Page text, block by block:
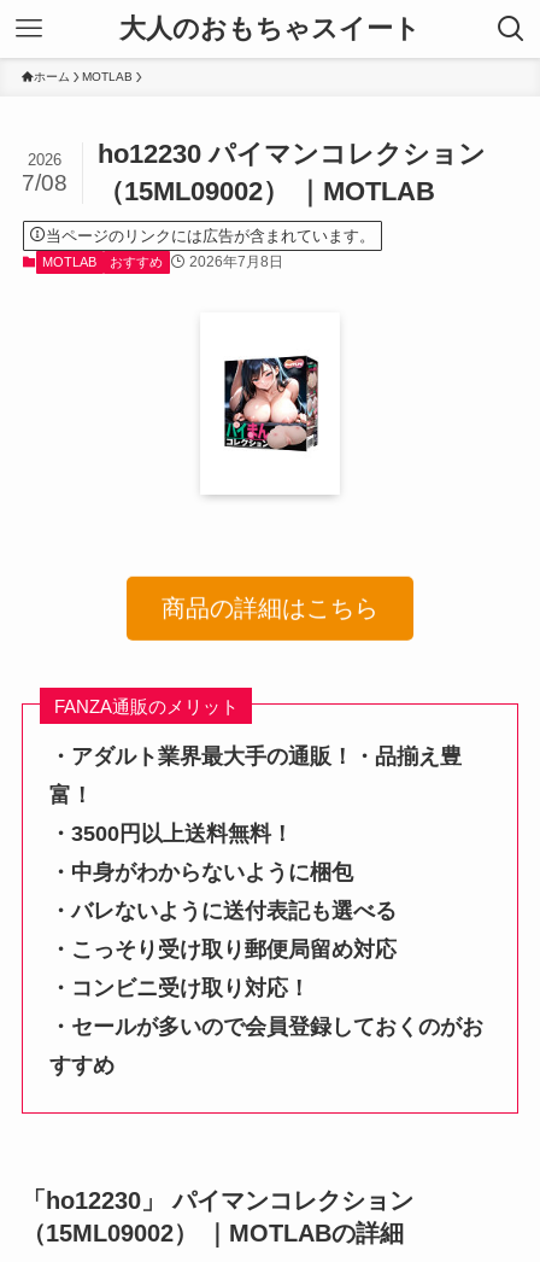
大人のおもちゃスイート
ホーム MOTLAB
ho12230 パイマンコレクション
（15ML09002） ｜MOTLAB
2026
7/08
当ページのリンクには広告が含まれています。
MOTLAB おすすめ 2026年7月8日
商品の詳細はこちら
FANZA通販のメリット
・アダルト業界最大手の通販！・品揃え豊
富！
・3500円以上送料無料！
・中身がわからないように梱包
・バレないように送付表記も選べる
・こっそり受け取り郵便局留め対応
・コンビニ受け取り対応！
・セールが多いので会員登録しておくのがお
すすめ
「ho12230」 パイマンコレクション
（15ML09002） ｜MOTLABの詳細